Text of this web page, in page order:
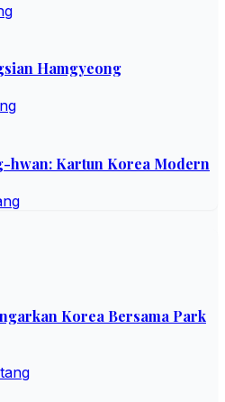
Hamgyeong
hwan: Kartun Korea Modern
Korea Bersama Park